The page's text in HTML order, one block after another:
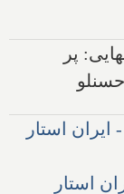
پر
ایران استار
استار